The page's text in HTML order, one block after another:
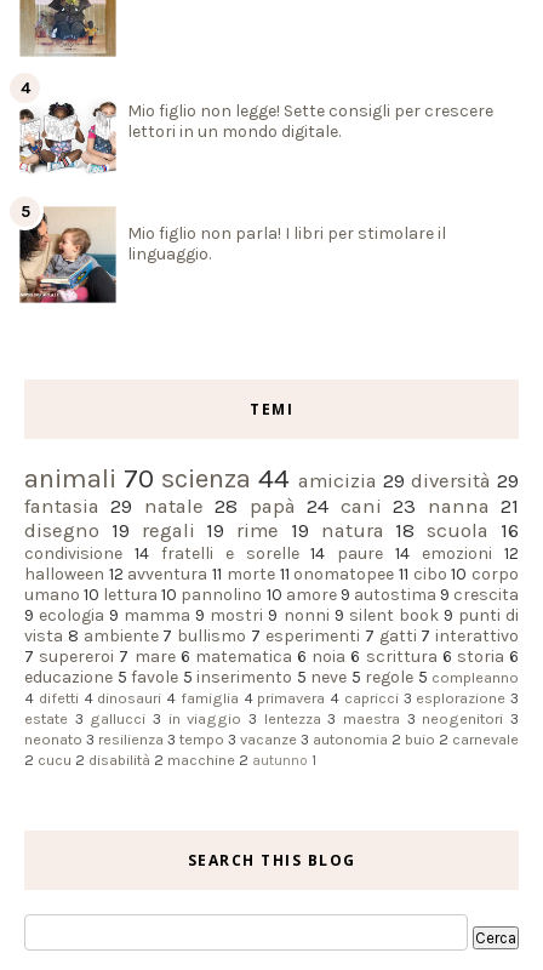
Mio figlio non legge! Sette consigli per crescere
lettori in un mondo digitale.
Mio figlio non parla! I libri per stimolare il
linguaggio.
TEMI
animali 70 scienza 44 amicizia 29 diversità 29
fantasia
29 natale 28 papà 24 cani 23 nanna 21
disegno
19 regali 19 rime 19 natura 18 scuola 16
condivisione 14 fratelli e sorelle 14 paure 14 emozioni
12
halloween 12 avventura 11 morte 11 onomatopee 11 cibo 10 corpo
umano 10 lettura 10 pannolino 10 amore 9 autostima 9 crescita
9 ecologia 9 mamma 9 mostri 9 nonni 9 silent book 9 punti di
vista 8 ambiente 7 bullismo 7 esperimenti 7 gatti 7 interattivo
7 supereroi 7 mare 6 matematica 6 noia 6 scrittura 6 storia 6
educazione 5 favole 5 inserimento 5 neve 5 regole 5 compleanno
4 difetti 4 dinosauri 4 famiglia 4 primavera 4 capricci 3 esplorazione 3
estate 3 gallucci 3 in viaggio 3 lentezza 3 maestra 3 neogenitori 3
neonato 3 resilienza 3 tempo 3 vacanze 3 autonomia 2 buio 2 carnevale
2 cucu 2 disabilità 2 macchine 2 autunno 1
SEARCH THIS BLOG